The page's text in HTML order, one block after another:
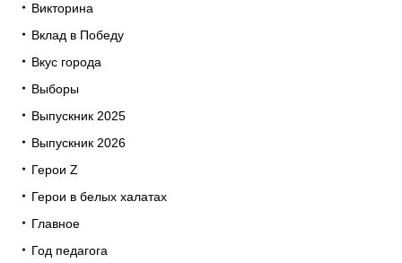
Викторина
Вклад в Победу
Вкус города
Выборы
Выпускник 2025
Выпускник 2026
Герои Z
Герои в белых халатах
Главное
Год педагога